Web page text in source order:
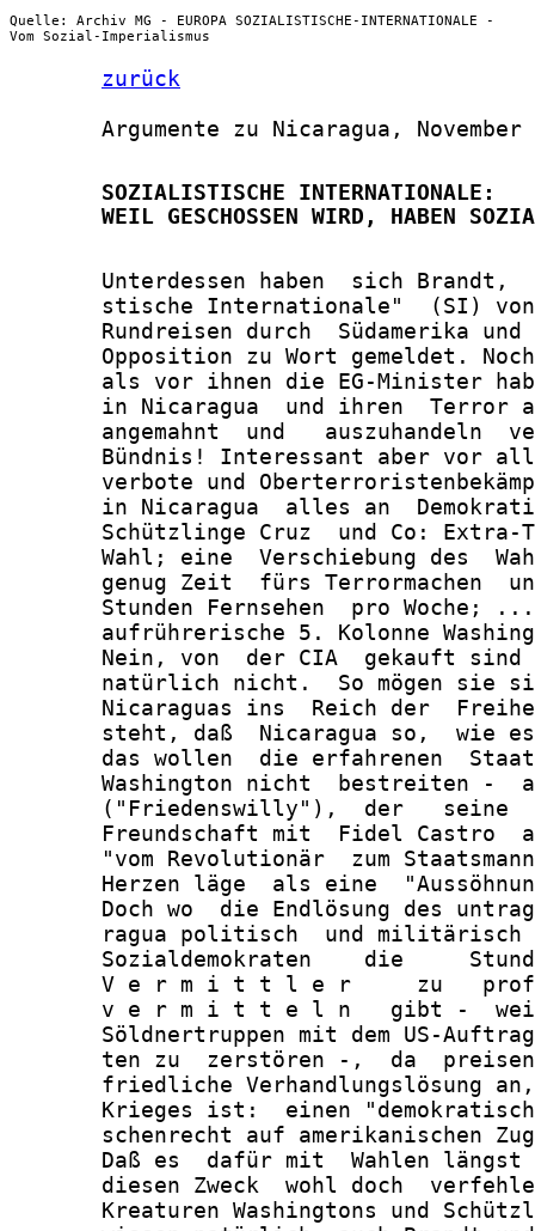
Quelle: Archiv MG - EUROPA SOZIALISTISCHE-INTERNATIONALE -
Vom Sozial-Imperialismus
zurück
Argumente zu Nicaragua, November
       SOZIALISTISCHE INTERNATIONALE:
WEIL GESCHOSSEN WIRD, HABEN
Unterdessen haben  sich Brandt,
stische Internationale"  (SI)
Rundreisen durch  Südamerika
Opposition zu Wort gemeldet.
als vor ihnen die EG-Minister
in Nicaragua  und ihren  Terror
angemahnt  und   auszuhandeln
Bündnis! Interessant aber vor
verbote und
in Nicaragua  alles an
Schützlinge Cruz  und Co:
Wahl; eine  Verschiebung des
genug Zeit  fürs Terrormachen
Stunden Fernsehen  pro Woche;
aufrührerische 5. Kolonne
Nein, von  der CIA  gekauft
natürlich nicht.  So mögen sie
Nicaraguas ins  Reich der
steht, daß  Nicaragua so,  wie
das wollen  die erfahrenen
Washington nicht  bestreiten -
("Friedenswilly"),  der   seine
Freundschaft mit  Fidel Castro
"vom Revolutionär  zum
Herzen läge  als eine
Doch wo  die Endlösung des
ragua politisch  und
Sozialdemokraten    die
V e r m i t t l e r     zu
v e r m i t t e l n   gibt -
Söldnertruppen mit dem US-
ten zu  zerstören -,  da
friedliche Verhandlungslösung
Krieges ist:  einen
schenrecht auf amerikanischen
Daß es  dafür mit  Wahlen
diesen Zweck  wohl doch
Kreaturen Washingtons und